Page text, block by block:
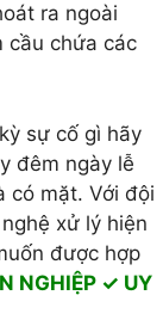
ra ngoài
cầu chứa các
sự cố gì hãy
đêm ngày lễ
có mặt. Với đội
xử lý hiện
được hợp
NGHIỆP ✓ UY